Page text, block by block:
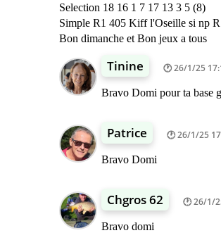
Selection 18 16 1 7 17 13 3 5 (8)
Simple R1 405 Kiff l'Oseille si np
Bon dimanche et Bon jeux a tous
Tinine 26/1/25
Bravo Domi pour ta base
Patrice 26/1/25
Bravo Domi
Chgros 62 26/1/
Bravo domi